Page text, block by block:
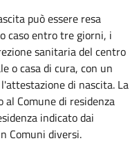
può essere resa
caso entro tre giorni, i
sanitaria del centro
o casa di cura, con un
di nascita. La
Comune di residenza
indicato dai
Comuni diversi.